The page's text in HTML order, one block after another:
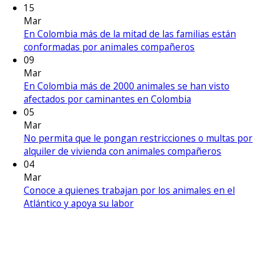
15
Mar
En Colombia más de la mitad de las familias están
conformadas por animales compañeros
09
Mar
En Colombia más de 2000 animales se han visto
afectados por caminantes en Colombia
05
Mar
No permita que le pongan restricciones o multas por
alquiler de vivienda con animales compañeros
04
Mar
Conoce a quienes trabajan por los animales en el
Atlántico y apoya su labor